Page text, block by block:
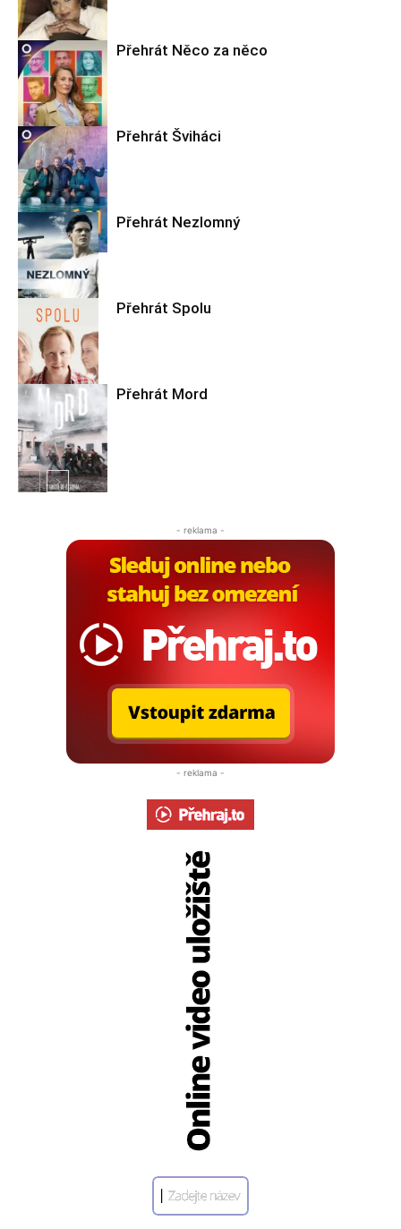
Filmové nebe
Filmové nebe
Přehrát Něco za něco
Filmové nebe
Přehrát Šviháci
Filmové nebe
Přehrát Nezlomný
Filmové nebe
Přehrát Spolu
Přehrát Mord
- reklama -
- reklama -